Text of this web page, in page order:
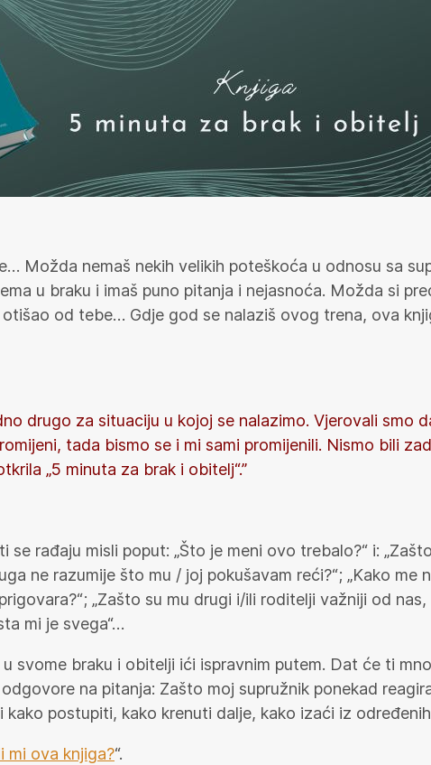
Možda nemaš nekih velikih poteškoća u odnosu sa
u braku i imaš puno pitanja i nejasnoća. Možda si
od tebe… Gdje god se nalaziš ovog trena, ova
drugo za situaciju u kojoj se nalazimo. Vjerovali smo
tada bismo se i mi sami promijenili. Nismo bili
„5 minuta za brak i obitelj“.”
rađaju misli poput: „Što je meni ovo trebalo?“ i:
ne razumije što mu / joj pokušavam reći?“; „Kako me
„Zašto su mu drugi i/ili roditelji važniji od nas,
mi je svega“…
svome braku i obitelji ići ispravnim putem. Dat će ti
na pitanja: Zašto moj supružnik ponekad
postupiti, kako krenuti dalje, kako izaći iz
mi ova knjiga?“.